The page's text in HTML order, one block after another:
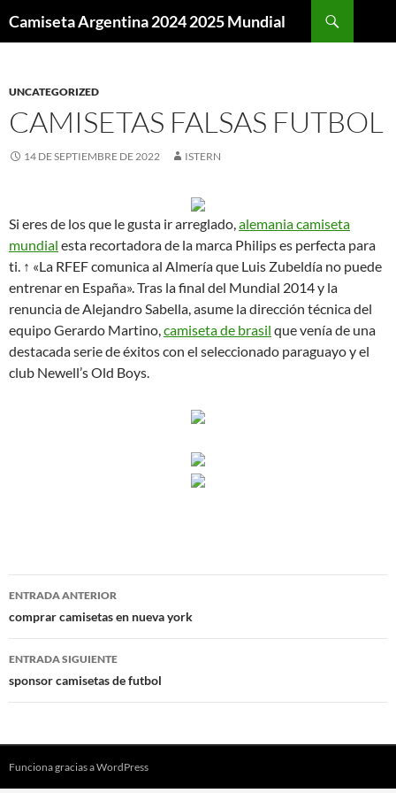
Camiseta Argentina 2024 2025 Mundial
UNCATEGORIZED
CAMISETAS FALSAS FUTBOL
14 DE SEPTIEMBRE DE 2022 ISTERN
Si eres de los que le gusta ir arreglado,alemania camiseta
mundial esta recortadora de la marca Philips es perfecta para
ti. ↑ «La RFEF comunica al Almería que Luis Zubeldía no puede
entrenar en España». Tras la final del Mundial 2014 y la
renuncia de Alejandro Sabella, asume la dirección técnica del
equipo Gerardo Martino,camiseta de brasil que venía de una
destacada serie de éxitos con el seleccionado paraguayo y el
club Newell’s Old Boys.
Navegación
de
entradas
ENTRADA ANTERIOR
comprar camisetas en nueva york
ENTRADA SIGUIENTE
sponsor camisetas de futbol
Funciona gracias a WordPress